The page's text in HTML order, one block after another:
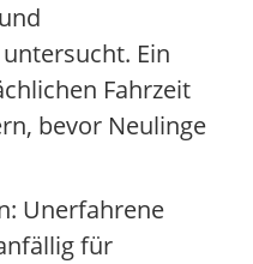
Ein
Fahrzeit
bevor Neulinge
Unerfahrene
für